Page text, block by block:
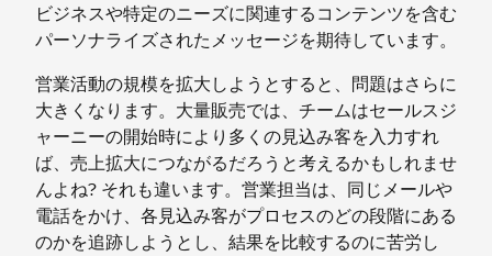
ビジネスや特定のニーズに関連するコンテンツを含む
パーソナライズされたメッセージを期待しています。
営業活動の規模を拡大しようとすると、問題はさらに
大きくなります。大量販売では、チームはセールスジ
ャーニーの開始時により多くの見込み客を入力すれ
ば、売上拡大につながるだろうと考えるかもしれませ
んよね? それも違います。営業担当は、同じメールや
電話をかけ、各見込み客がプロセスのどの段階にある
のかを追跡しようとし、結果を比較するのに苦労し